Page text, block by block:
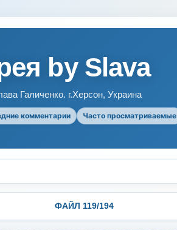
by Slava
Галиченко. г.Херсон, Украина
комментарии Часто просматриваемые
ФАЙЛ 119/194